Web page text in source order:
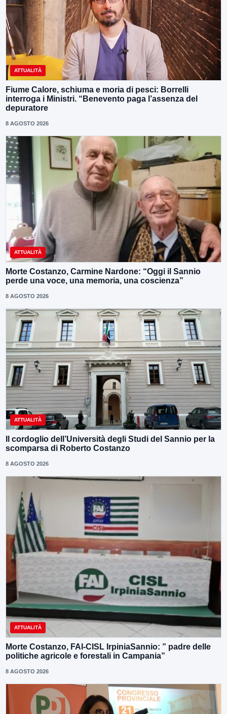
ATTUALITÀ
Fiume Calore, schiuma e moria di pesci: Borrelli
interroga i Ministri. “Benevento paga l’assenza del
depuratore
8 AGOSTO 2026
ATTUALITÀ
Morte Costanzo, Carmine Nardone: “Oggi il Sannio
perde una voce, una memoria, una coscienza”
8 AGOSTO 2026
ATTUALITÀ
Il cordoglio dell’Università degli Studi del Sannio per la
scomparsa di Roberto Costanzo
8 AGOSTO 2026
ATTUALITÀ
Morte Costanzo, FAI-CISL IrpiniaSannio: ” padre delle
politiche agricole e forestali in Campania”
8 AGOSTO 2026